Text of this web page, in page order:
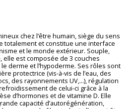
chez l’être humain, siège du sens
totalement et constitue une interface
et le monde extérieur. Souple,
est composée de 3 couches
derme et l’hypoderme. Ses rôles sont
protectrice (vis-à-vis de l’eau, des
des rayonnements UV,...), régulation
de celui-ci grâce à la
d’hormones et de vitamine D. Elle
capacité d’autorégénération,